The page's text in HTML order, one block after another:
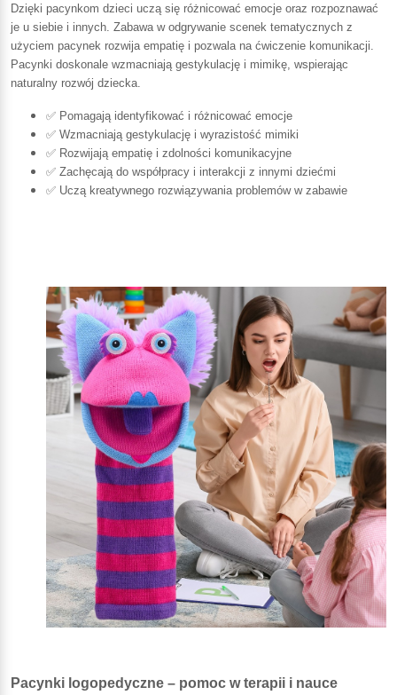
Dzięki pacynkom dzieci uczą się różnicować emocje oraz rozpoznawać
je u siebie i innych. Zabawa w odgrywanie scenek tematycznych z
użyciem pacynek rozwija empatię i pozwala na ćwiczenie komunikacji.
Pacynki doskonale wzmacniają gestykulację i mimikę, wspierając
naturalny rozwój dziecka.
✅ Pomagają identyfikować i różnicować emocje
✅ Wzmacniają gestykulację i wyrazistość mimiki
✅ Rozwijają empatię i zdolności komunikacyjne
✅ Zachęcają do współpracy i interakcji z innymi dziećmi
✅ Uczą kreatywnego rozwiązywania problemów w zabawie
Pacynki logopedyczne – pomoc w terapii i nauce